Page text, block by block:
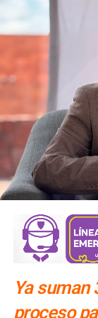
Para la salida
principalmente
incorporación
secundaria, los
misma vialidad
con dirección a
fraccionamiento
Como parte de
Francisco
permanecerá
tramo, de
América del
Ya
proceso